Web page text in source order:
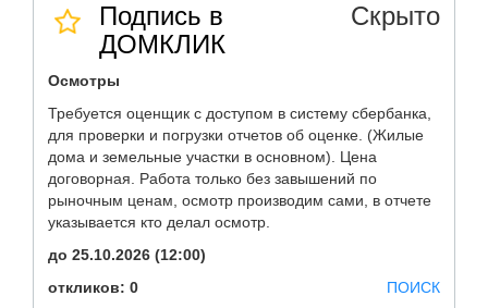
Подпись в
ДОМКЛИК
Скрыто
Осмотры
Требуется оценщик с доступом в систему сбербанка,
для проверки и погрузки отчетов об оценке. (Жилые
дома и земельные участки в основном). Цена
договорная. Работа только без завышений по
рыночным ценам, осмотр производим сами, в отчете
указывается кто делал осмотр.
до 25.10.2026 (12:00)
откликов: 0
ПОИСК